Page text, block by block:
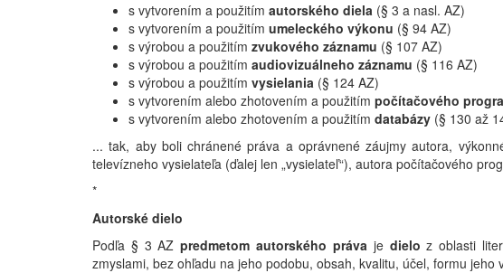
s vytvorením a použitím autorského diela (§ 3 a nasl. AZ)
s vytvorením a použitím umeleckého výkonu (§ 94 AZ)
s výrobou a použitím zvukového záznamu (§ 107 AZ)
s výrobou a použitím audiovizuálneho záznamu (§ 116 AZ)
s výrobou a použitím vysielania (§ 124 AZ)
s vytvorením alebo zhotovením a použitím počítačového
s vytvorením alebo zhotovením a použitím databázy (§ 130 až
... tak, aby boli chránené práva a oprávnené záujmy autora,
televízneho vysielateľa (ďalej len „vysielateľ“), autora počítačového
*
Autorské dielo
Podľa § 3 AZpredmetom autorského právaje dielo z oblasti
zmyslami, bez ohľadu na jeho podobu, obsah, kvalitu, účel, formu jeho